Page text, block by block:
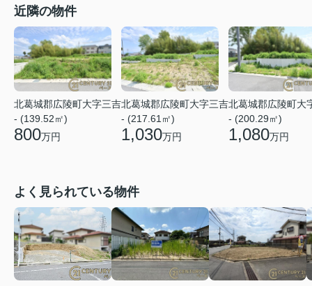
近隣の物件
北葛城郡広陵町大字三吉
- (139.52㎡)
800万円
北葛城郡広陵町大字三吉
- (217.61㎡)
1,030万円
北葛城郡広陵町大
- (200.29㎡)
1,080万円
よく見られている物件